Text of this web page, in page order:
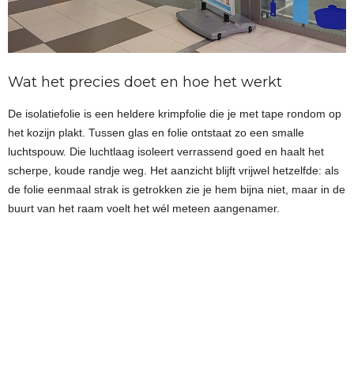
Wat het precies doet en hoe het werkt
De isolatiefolie is een heldere krimpfolie die je met tape rondom op
het kozijn plakt. Tussen glas en folie ontstaat zo een smalle
luchtspouw. Die luchtlaag isoleert verrassend goed en haalt het
scherpe, koude randje weg. Het aanzicht blijft vrijwel hetzelfde: als
de folie eenmaal strak is getrokken zie je hem bijna niet, maar in de
buurt van het raam voelt het wél meteen aangenamer.